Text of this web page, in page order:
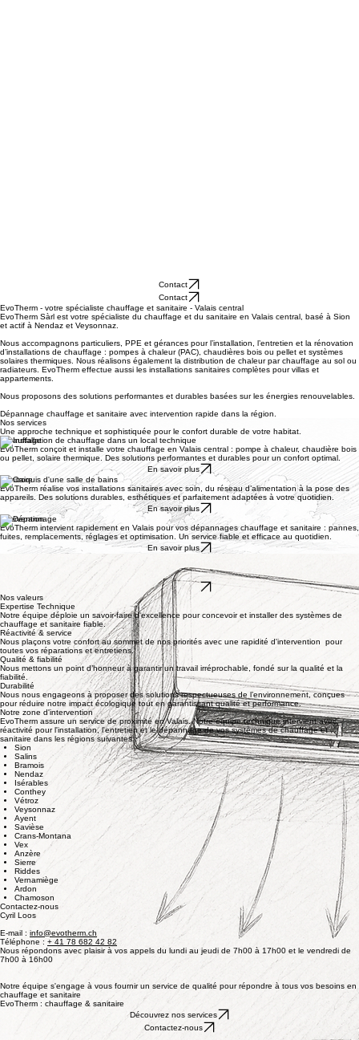
Contact
Contact
EvoTherm - votre spécialiste chauffage et sanitaire - Valais central
EvoTherm Sàrl est votre spécialiste du chauffage et du sanitaire en Valais central, basé à Sion
Nous accompagnons particuliers, PPE et gérances pour l’installation, l’entretien et la rénovation
d’installations de chauffage : pompes à chaleur (PAC), chaudières bois ou pellet et systèmes
solaires thermiques. Nous réalisons également la distribution de chaleur par chauffage au sol ou
radiateurs. EvoTherm effectue aussi les installations sanitaires complètes pour villas et
appartements.
Nous proposons des solutions performantes et durables basées sur les énergies renouvelables.
Dépannage chauffage et sanitaire avec intervention rapide dans la région.
Nos services
Une approche technique et sophistiquée pour le confort durable de votre habitat.
Chauffage
EvoTherm conçoit et installe votre chauffage en Valais central : pompe à chaleur, chaudière bois
ou pellet, solaire thermique. Des solutions performantes et durables pour un confort optimal.
En savoir plus
Sanitaire
EvoTherm réalise vos installations sanitaires avec soin, du réseau d’alimentation à la pose des
appareils. Des solutions durables, esthétiques et parfaitement adaptées à votre quotidien.
En savoir plus
EvoTherm intervient rapidement en Valais pour vos dépannages chauffage et sanitaire : pannes,
fuites, remplacements, réglages et optimisation. Un service fiable et efficace au quotidien.
En savoir plus
Climatisation
EvoTherm installe vos systèmes de climatisation pour un confort thermique toute l'année. Des
solutions discrètes et performantes adaptées à votre intérieur.
En savoir plus
Nos valeurs
Expertise Technique
Notre équipe déploie un savoir-faire d'excellence pour concevoir et installer des systèmes de
chauffage et sanitaire fiable.
Réactivité & service
Nous plaçons votre confort au sommet de nos priorités avec une rapidité d'intervention pour
toutes vos réparations et entretiens.
Qualité & fiabilité
Nous mettons un point d’honneur à garantir un travail irréprochable, fondé sur la qualité et la
fiabilité.
Durabilité
Nous nous engageons à proposer des solutions respectueuses de l’environnement, conçues
pour réduire notre impact écologique tout en garantissant qualité et performance.
Notre zone d'intervention
EvoTherm assure un service de proximité en Valais. Notre équipe technique intervient avec
réactivité pour l'installation, l'entretien et le dépannage de vos systèmes de chauffage et
sanitaire dans les régions suivantes :
Sion
Salins
Bramois
Nendaz
Isérables
Conthey
Vétroz
Veysonnaz
Ayent
Savièse
Crans-Montana
Vex
Anzère
Sierre
Riddes
Vernamiège
Ardon
Chamoson
Cyril Loos
E-mail :info@evotherm.ch
Téléphone :+ 41 78 682 42 82
Nous répondons avec plaisir à vos appels du lundi au jeudi de 7h00 à 17h00 et le vendredi de